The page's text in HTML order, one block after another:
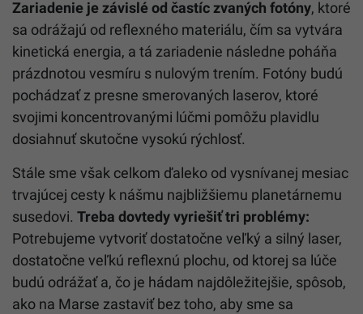
Zariadenie je závislé od častíc zvaných fotóny, ktoré
sa odrážajú od reflexného materiálu, čím sa vytvára
kinetická energia, a tá zariadenie následne poháňa
prázdnotou vesmíru s nulovým trením. Fotóny budú
pochádzať z presne smerovaných laserov, ktoré
svojimi koncentrovanými lúčmi pomôžu plavidlu
dosiahnuť skutočne vysokú rýchlosť.
Stále sme však celkom ďaleko od vysnívanej mesiac
trvajúcej cesty k nášmu najbližšiemu planetárnemu
susedovi. Treba dovtedy vyriešiť tri problémy:
Potrebujeme vytvoriť dostatočne veľký a silný laser,
dostatočne veľkú reflexnú plochu, od ktorej sa lúče
budú odrážať a, čo je hádam najdôležitejšie, spôsob,
ako na Marse zastaviť bez toho, aby sme sa